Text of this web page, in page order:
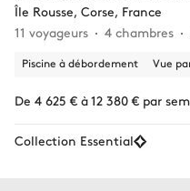
Île Rousse, Corse, France
11 voyageurs
4 chambres
Piscine à débordement Vue
De 4 625 € à 12 380 € par
Collection Essential